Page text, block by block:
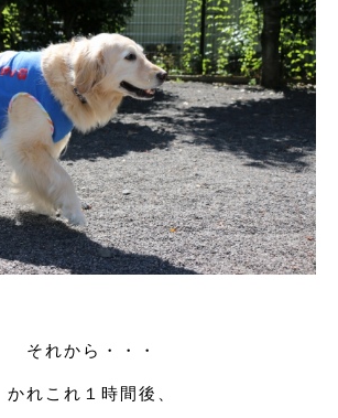
それから・・・
かれこれ１時間後、